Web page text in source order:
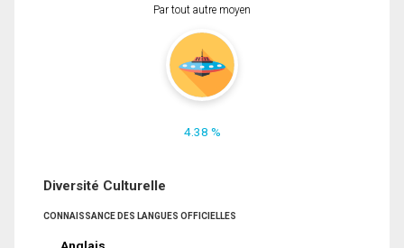
Par tout autre moyen
4.38 %
Diversité Culturelle
CONNAISSANCE DES LANGUES OFFICIELLES
Anglais